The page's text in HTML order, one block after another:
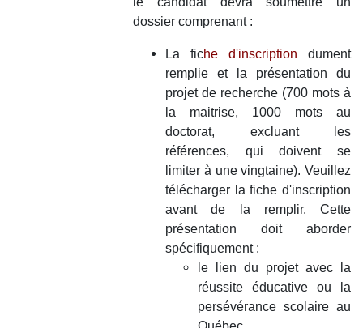
dossier comprenant :
La fiche d'inscription
dument
remplie et la présentation du
projet de recherche (700 mots à
la maitrise, 1000 mots au
doctorat, excluant les
références, qui doivent se
limiter à une vingtaine). Veuillez
télécharger la fiche d'inscription
avant de la remplir. Cette
présentation doit aborder
spécifiquement :
le lien du projet avec la
réussite éducative ou la
persévérance scolaire au